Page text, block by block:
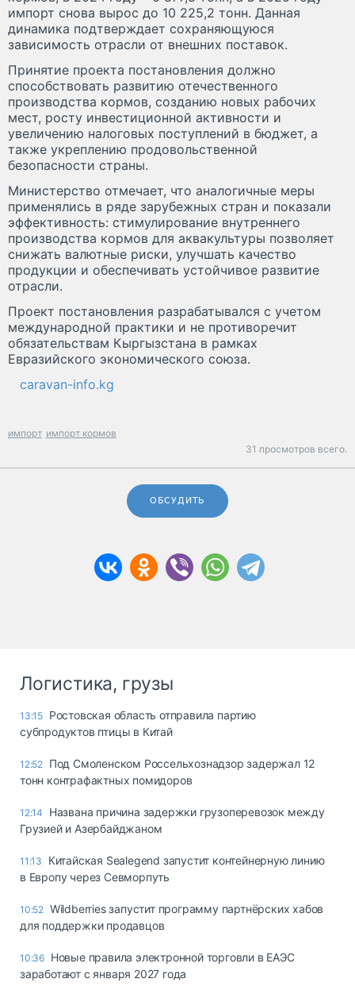
импорт снова вырос до 10 225,2 тонн. Данная
динамика подтверждает сохраняющуюся
зависимость отрасли от внешних поставок.
Принятие проекта постановления должно
способствовать развитию отечественного
производства кормов, созданию новых рабочих
мест, росту инвестиционной активности и
увеличению налоговых поступлений в бюджет, а
также укреплению продовольственной
безопасности страны.
Министерство отмечает, что аналогичные меры
применялись в ряде зарубежных стран и показали
эффективность: стимулирование внутреннего
производства кормов для аквакультуры позволяет
снижать валютные риски, улучшать качество
продукции и обеспечивать устойчивое развитие
отрасли.
Проект постановления разрабатывался с учетом
международной практики и не противоречит
обязательствам Кыргызстана в рамках
Евразийского экономического союза.
caravan-info.kg
импорт импорт кормов
31 просмотров всего.
ОБСУДИТЬ
Логистика, грузы
13:15 Ростовская область отправила партию
субпродуктов птицы в Китай
12:52 Под Смоленском Россельхознадзор задержал 12
тонн контрафактных помидоров
12:14
Названа причина задержки грузоперевозок между
Грузией и Азербайджаном
11:13
Китайская Sealegend запустит контейнерную линию
в Европу через Севморпуть
10:52 Wildberries запустит программу партнёрских хабов
для поддержки продавцов
10:36 Новые правила электронной торговли в ЕАЭС
заработают с января 2027 года